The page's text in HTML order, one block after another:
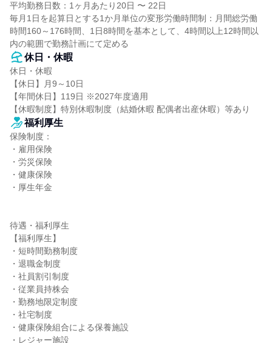
平均勤務日数：1ヶ月あたり20日 〜 22日
毎月1日を起算日とする1か月単位の変形労働時間制：月間総労働
時間160～176時間、1日8時間を基本として、4時間以上12時間以
内の範囲で勤務計画にて定める
休日・休暇
休日・休暇
【休日】月9～10日
【年間休日】119日 ※2027年度適用
【休暇制度】特別休暇制度（結婚休暇 配偶者出産休暇）等あり
福利厚生
保険制度：
・雇用保険
・労災保険
・健康保険
・厚生年金
待遇・福利厚生
【福利厚生】
・短時間勤務制度
・退職金制度
・社員割引制度
・従業員持株会
・勤務地限定制度
・社宅制度
・健康保険組合による保養施設
・レジャー施設